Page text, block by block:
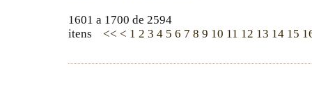
1601 a 1700 de 2594
itens << < 1 2 3 4 5 6 7 8 9 10 11 12 13 14 15